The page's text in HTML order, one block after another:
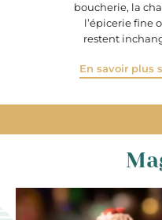
boucherie, la
l’épicerie fine
restent
En savoir plus